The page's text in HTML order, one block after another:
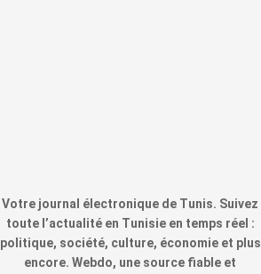
Votre journal électronique de Tunis. Suivez
toute l’actualité en Tunisie en temps réel :
politique, société, culture, économie et plus
encore. Webdo, une source fiable et